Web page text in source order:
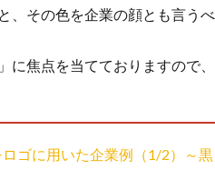
、その色を企業の顔とも言う
に焦点を当てておりますので、
ロゴに用いた企業例（1/2）～